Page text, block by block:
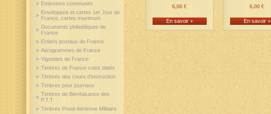
6,00 €
En savoir +
6,00 €
En savoir +
Emissions communes
Enveloppes et cartes 1er Jour de
France, cartes maximum
Documents philatéliques de
France
Entiers postaux de France
Aérogrammes de France
Vignettes de France
Timbres de France coins datés
Timbres des cours d'instruction
Timbres pour journaux
Timbres de Bienfaisance des
P.T.T.
Timbres Poste Aérienne Militaire